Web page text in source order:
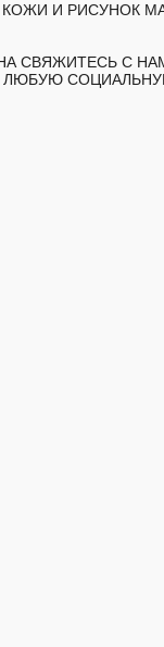
И РИСУНОК
СВЯЖИТЕСЬ С